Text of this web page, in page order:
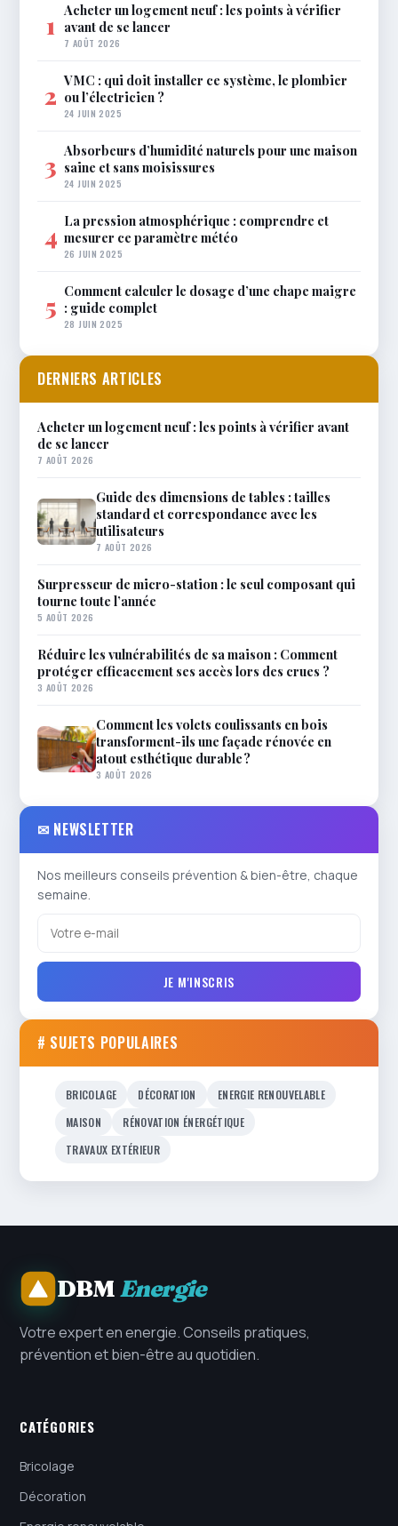
1 Acheter un logement neuf : les points à vérifier
avant de se lancer
7 AOÛT 2026
2 VMC : qui doit installer ce système, le plombier
ou l’électricien ?
24 JUIN 2025
3 Absorbeurs d’humidité naturels pour une maison
saine et sans moisissures
24 JUIN 2025
4 La pression atmosphérique : comprendre et
mesurer ce paramètre météo
26 JUIN 2025
5 Comment calculer le dosage d’une chape maigre
: guide complet
28 JUIN 2025
DERNIERS ARTICLES
Acheter un logement neuf : les points à vérifier avant
de se lancer
7 AOÛT 2026
Guide des dimensions de tables : tailles
standard et correspondance avec les
utilisateurs
7 AOÛT 2026
Surpresseur de micro-station : le seul composant qui
tourne toute l’année
5 AOÛT 2026
Réduire les vulnérabilités de sa maison : Comment
protéger efficacement ses accès lors des crues ?
3 AOÛT 2026
Comment les volets coulissants en bois
transforment-ils une façade rénovée en
atout esthétique durable ?
3 AOÛT 2026
✉ NEWSLETTER
Nos meilleurs conseils prévention & bien-être, chaque
semaine.
JE M'INSCRIS
# SUJETS POPULAIRES
BRICOLAGE DÉCORATION
ENERGIE RENOUVELABLE
MAISON
RÉNOVATION ÉNERGÉTIQUE
TRAVAUX EXTÉRIEUR
DBMEnergie
Votre expert en energie. Conseils pratiques,
prévention et bien-être au quotidien.
CATÉGORIES
Bricolage
Décoration